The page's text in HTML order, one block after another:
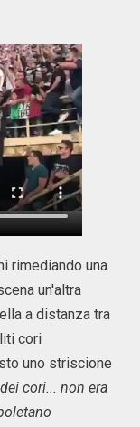
rimediando una
un'altra
a distanza tra
cori
uno striscione
cori... non era